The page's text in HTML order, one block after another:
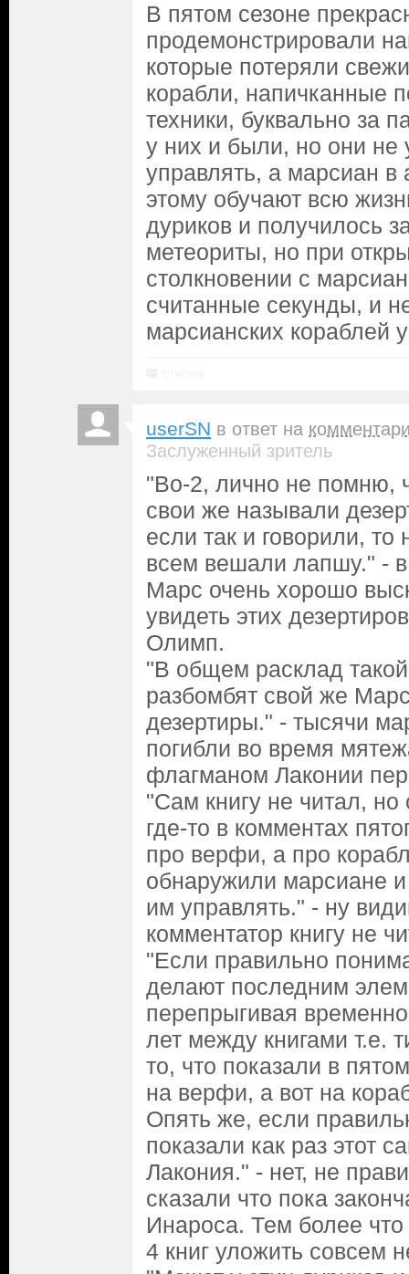
В пятом сезоне
продемонстрировали
которые потеряли
корабли, напичканные
техники, буквально за
у них и были, но они не
управлять, а марсиан
этому обучают всю
дуриков и получилось
метеориты, но при
столкновении с
считанные секунды, и
марсианских кораблей
userSN в ответ на
Заслуженный зритель
"Во-2, лично не помню,
свои же называли
если так и говорили, то
всем вешали лапшу." -
Марс очень хорошо
увидеть этих
Олимп.
"В общем расклад
разбомбят свой же
дезертиры." - тысячи
погибли во время
флагманом Лаконии
"Сам книгу не читал,
где-то в комментах
про верфи, а про
обнаружили марсиане и
им управлять." - ну
комментатор книгу не
"Если правильно
делают последним
перепрыгивая
лет между книгами т.е.
то, что показали в
на верфи, а вот на
Опять же, если
показали как раз этот
Лакония." - нет, не
сказали что пока
Инароса. Тем более
4 книг уложить совсем